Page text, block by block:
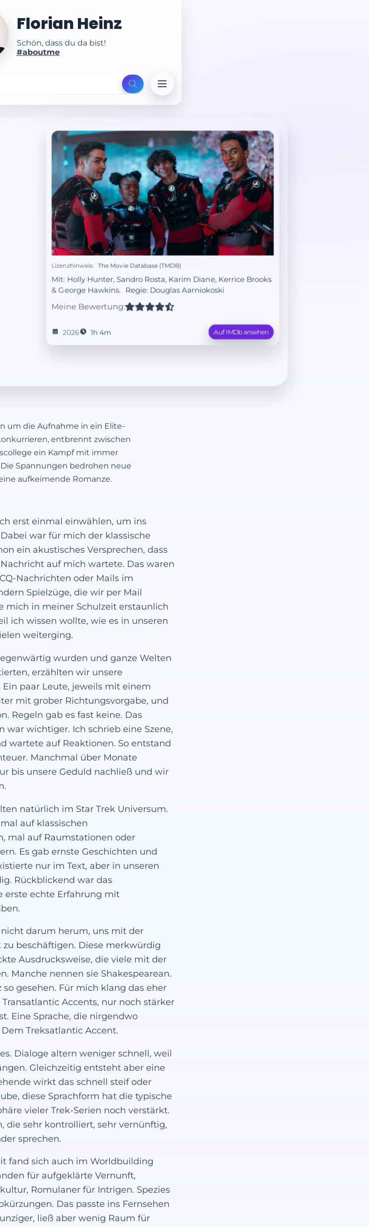
Florian Heinz
Schön, dass du da bist!
#aboutme
Lizenzhinweis: The Movie Database (TMDB)
Mit: Holly Hunter, Sandro Rosta, Karim Diane, Kerrice Brooks
& George Hawkins.
Regie: Douglas Aarniokoski
Meine Bewertung:
2026 1h 4m Auf IMDb ansehen
um die Aufnahme in ein Elite-
entbrennt zwischen
ein Kampf mit immer
Spannungen bedrohen neue
aufkeimende Romanze.
erst einmal einwählen, um ins
war für mich der klassische
ein akustisches Versprechen, dass
auf mich wartete. Das waren
Nachrichten oder Mails im
Spielzüge, die wir per Mail
mich in meiner Schulzeit erstaunlich
ich wissen wollte, wie es in unseren
weiterging.
wurden und ganze Welten
erzählten wir unsere
Ein paar Leute, jeweils mit einem
mit grober Richtungsvorgabe, und
Regeln gab es fast keine. Das
war wichtiger. Ich schrieb eine Szene,
wartete auf Reaktionen. So entstand
Manchmal über Monate
bis unsere Geduld nachließ und wir
natürlich im Star Trek Universum.
auf klassischen
mal auf Raumstationen oder
Es gab ernste Geschichten und
nur im Text, aber in unseren
Rückblickend war das
erste echte Erfahrung mit
darum herum, uns mit der
zu beschäftigen. Diese merkwürdig
Ausdrucksweise, die viele mit der
Manche nennen sie Shakespearean.
so gesehen. Für mich klang das eher
Accents, nur noch stärker
Eine Sprache, die nirgendwo
Treksatlantic Accent.
Dialoge altern weniger schnell, weil
Gleichzeitig entsteht aber eine
wirkt das schnell steif oder
diese Sprachform hat die typische
vieler Trek-Serien noch verstärkt.
die sehr kontrolliert, sehr vernünftig,
sprechen.
fand sich auch im Worldbuilding
für aufgeklärte Vernunft,
Romulaner für Intrigen. Spezies
Das passte ins Fernsehen
ließ aber wenig Raum für